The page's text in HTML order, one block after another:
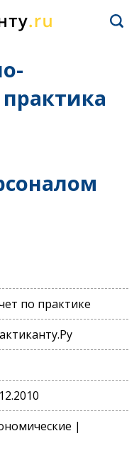
по практике
|